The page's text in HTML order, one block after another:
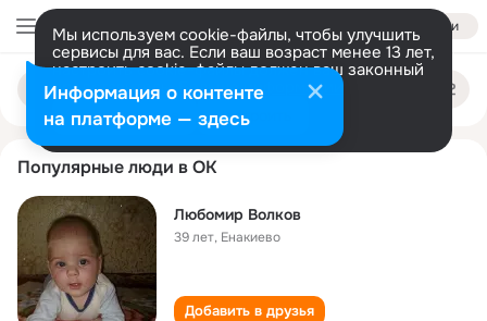
Войти
Мы используем cookie-файлы, чтобы улучшить
сервисы для вас. Если ваш возраст менее 13 лет,
настроить cookie-файлы должен ваш законный
представитель. Больше информации
Разрешить все Настроить
Поиск
людям
lyubomir volkov
Популярные люди в ОК
Любомир Волков
39 лет, Енакиево
Добавить в друзья
Информация о контенте
на платформе — здесь